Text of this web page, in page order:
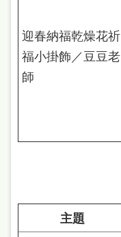
迎春納福乾燥花祈
福小掛飾／豆豆老
師
主題